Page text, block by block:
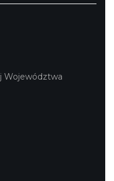
Województwa